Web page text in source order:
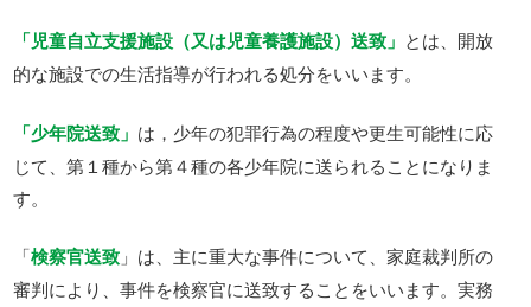
「児童自立支援施設（又は児童養護施設）送致」 とは、開放
的な施設での生活指導が行われる処分をいいます。
「少年院送致」 は，少年の犯罪行為の程度や更生可能性に応
じて、第１種から第４種の各少年院に送られることになりま
す。
「検察官送致 」は、主に重大な事件について、家庭裁判所の
審判により、事件を検察官に送致することをいいます。実務